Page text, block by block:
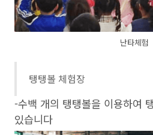
난타체험
탱탱볼 체험장
-수백 개의 탱탱볼을 이용하여
있습니다